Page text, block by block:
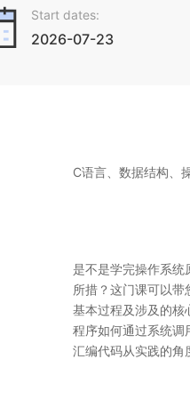
Start dates:
2026-07-23
C语言、数据结构、
是不是学完操作系统
所措？这门课可以
基本过程及涉及的核
程序如何通过系统调
汇编代码从实践的角
从本质上把握Linux